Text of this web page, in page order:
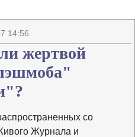
14:56
жертвой
со
Журнала и